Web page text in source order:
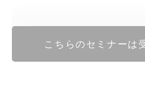
こちらのセミナーは